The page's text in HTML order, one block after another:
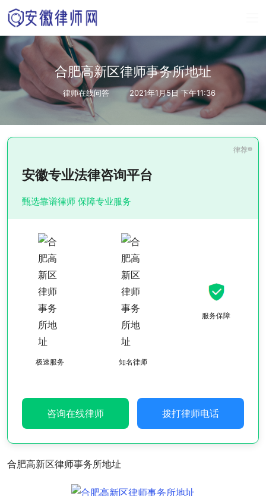
合肥高新区律师事务所地址
律师在线问答 2021年1月5日 下午11:36
安徽专业法律咨询平台
甄选靠谱律师 保障专业服务
极速服务 知名律师
服务保障
咨询在线律师 拨打律师电话
合肥高新区律师事务所地址